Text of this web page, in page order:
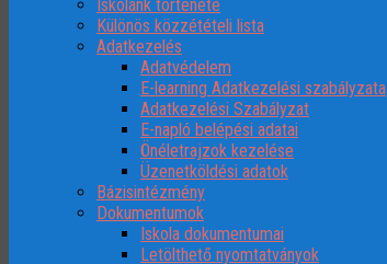
Iskolánk története
Különös közzétételi lista
Adatkezelés
Adatvédelem
E-learning Adatkezelési szabályzata
Adatkezelési Szabályzat
E-napló belépési adatai
Önéletrajzok kezelése
Üzenetköldési adatok
Bázisintézmény
Dokumentumok
Iskola dokumentumai
Letölthető nyomtatványok